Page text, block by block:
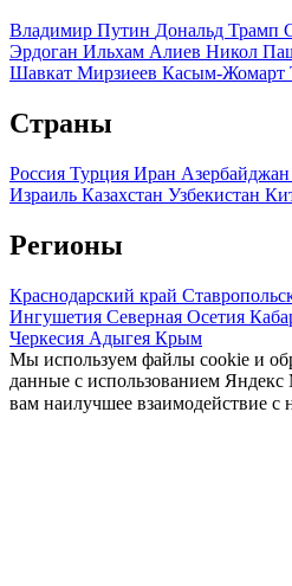
Владимир Путин Дональд Трамп
Эрдоган Ильхам Алиев Никол
Шавкат Мирзиеев Касым-Жомарт
Страны
Россия Турция Иран Азербайджан
Израиль Казахстан Узбекистан
Регионы
Краснодарский край
Ингушетия Северная Осетия
Черкесия Адыгея Крым
Мы используем файлы cookie и
данные с использованием
вам наилучшее взаимодействие с